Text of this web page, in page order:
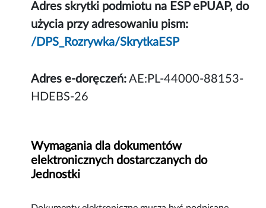
Adres skrytki podmiotu na ESP ePUAP, do
użycia przy adresowaniu pism:
/DPS_Rozrywka/SkrytkaESP
Adres e-doręczeń: AE:PL-44000-88153-
HDEBS-26
Wymagania dla dokumentów
elektronicznych dostarczanych do
Jednostki